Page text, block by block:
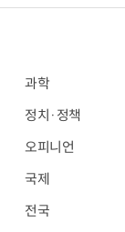
과학
정치·정책
오피니언
국제
전국